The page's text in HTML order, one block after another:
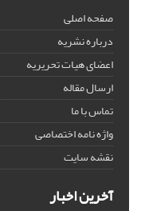
صفحه اصلی
درباره نشریه
اعضای هیات تحریریه
ارسال مقاله
تماس با ما
واژه نامه اختصاصی
نقشه سایت
آخرین اخبار